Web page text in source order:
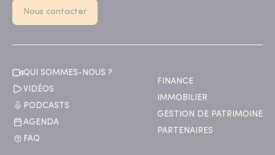
Nous contacter
QUI SOMMES-NOUS ?
VIDÉOS
PODCASTS
AGENDA
FAQ
FINANCE
IMMOBILIER
GESTION DE PATRIMOINE
PARTENAIRES